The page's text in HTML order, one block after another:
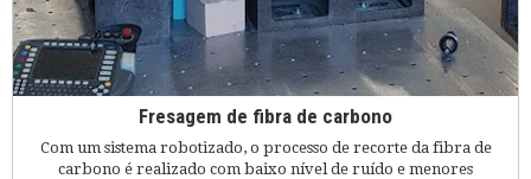
Fresagem de fibra de carbono
Com um sistema robotizado, o processo de recorte da fibra de
carbono é realizado com baixo nível de ruído e menores